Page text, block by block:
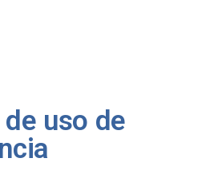
uso de